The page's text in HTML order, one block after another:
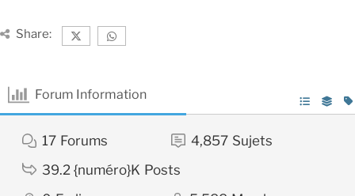
Share:
Forum Information
17 Forums 4,857 Sujets
39.2 {numéro}K Posts